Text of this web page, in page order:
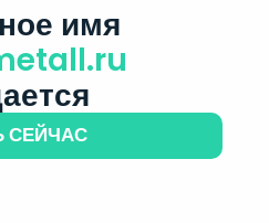
имя
СЕЙЧАС